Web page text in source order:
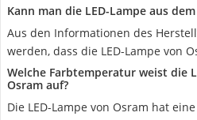
Kann man die LED-Lampe aus
Aus den Informationen des
werden, dass die LED-Lampe von
Welche Farbtemperatur weist die
Osram auf?
Die LED-Lampe von Osram hat